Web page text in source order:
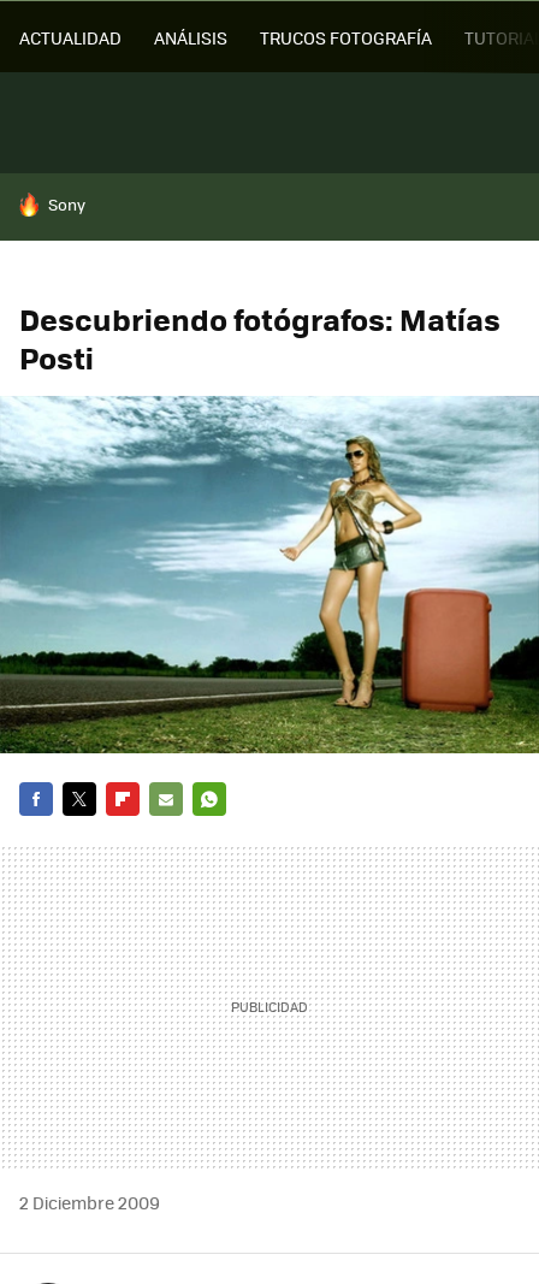
ACTUALIDAD ANÁLISIS TRUCOS FOTOGRAFÍA
HOY SE HABLA DE
Sony
Descubriendo fotógrafos: Matías
Posti
MAIL
2 Diciembre 2009